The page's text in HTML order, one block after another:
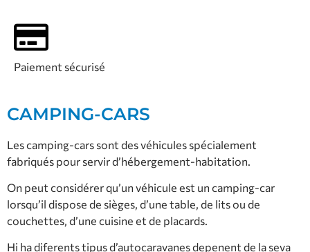
Paiement sécurisé
CAMPING-CARS
Les camping-cars sont des véhicules spécialement
fabriqués pour servir d’hébergement-habitation.
On peut considérer qu’un véhicule est un camping-car
lorsqu’il dispose de sièges, d’une table, de lits ou de
couchettes, d’une cuisine et de placards.
Hi ha diferents tipus d’autocaravanes depenent de la seva